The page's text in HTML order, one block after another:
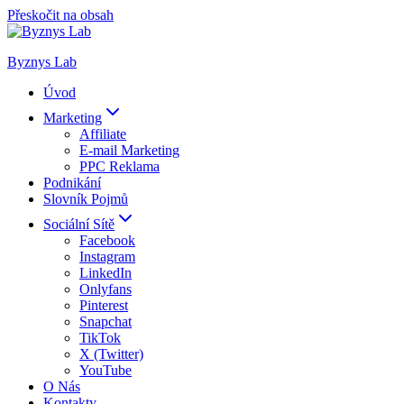
Přeskočit na obsah
Byznys Lab
Úvod
Marketing
Affiliate
E-mail Marketing
PPC Reklama
Podnikání
Slovník Pojmů
Sociální Sítě
Facebook
Instagram
LinkedIn
Onlyfans
Pinterest
Snapchat
TikTok
X (Twitter)
YouTube
O Nás